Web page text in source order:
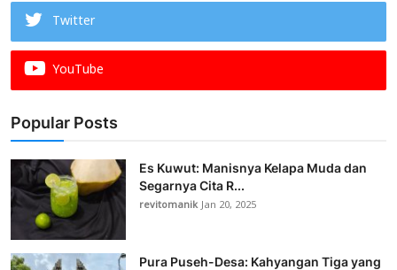
Twitter
YouTube
Popular Posts
Es Kuwut: Manisnya Kelapa Muda dan
Segarnya Cita R...
revitomanikJan 20, 2025
Pura Puseh-Desa: Kahyangan Tiga yang